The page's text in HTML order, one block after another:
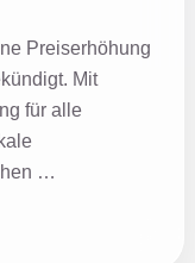
Preiserhöhung
Mit
für alle
…